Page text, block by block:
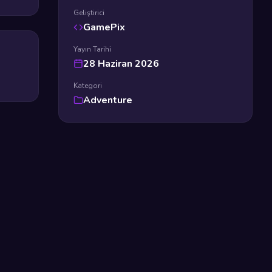
Geliştirici
GamePix
Yayın Tarihi
28 Haziran 2026
Kategori
Adventure